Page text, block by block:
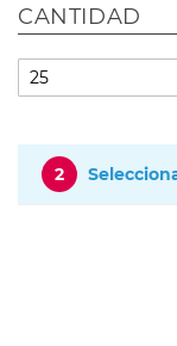
CANTIDAD
2